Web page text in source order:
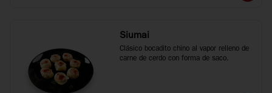
Siumai
Clásico bocadito chino al vapor relleno de
carne de cerdo con forma de saco.